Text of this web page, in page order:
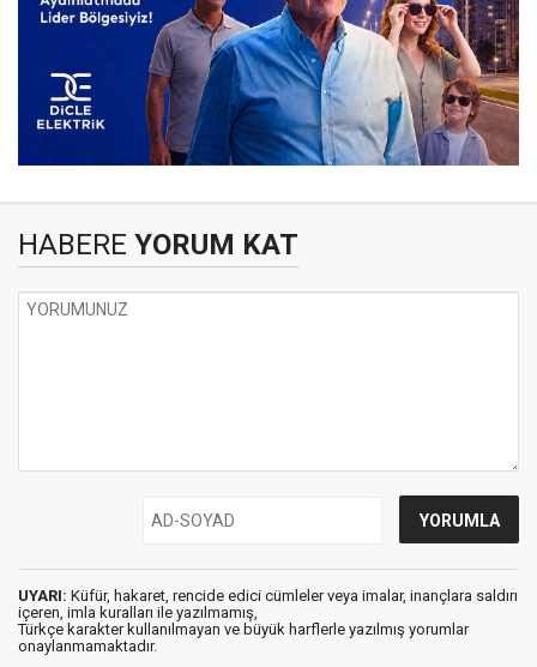
HABERE YORUM KAT
UYARI: Küfür, hakaret, rencide edici cümleler veya imalar, inançlara saldırı
içeren, imla kuralları ile yazılmamış,
Türkçe karakter kullanılmayan ve büyük harflerle yazılmış yorumlar
onaylanmamaktadır.